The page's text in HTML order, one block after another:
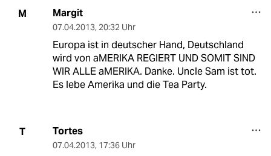
M Margit
07.04.2013, 20:32 Uhr
Europa ist in deutscher Hand, Deutschland
wird von aMERIKA REGIERT UND SOMIT SIND
WIR ALLE aMERIKA. Danke. Uncle Sam ist tot.
Es lebe Amerika und die Tea Party.
T Tortes
07.04.2013, 17:36 Uhr